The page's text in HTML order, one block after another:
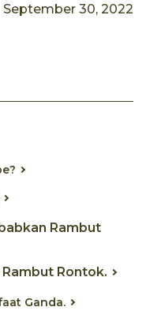
September 30, 2022
Rambut
Rontok.
Ganda.